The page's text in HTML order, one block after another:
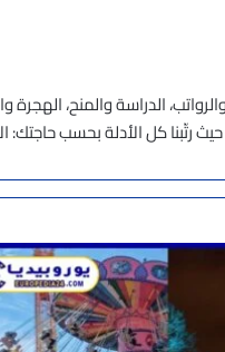
الدراسة والمنح،
حيث رتّبنا كل الأدلة بحسب حاجتك: